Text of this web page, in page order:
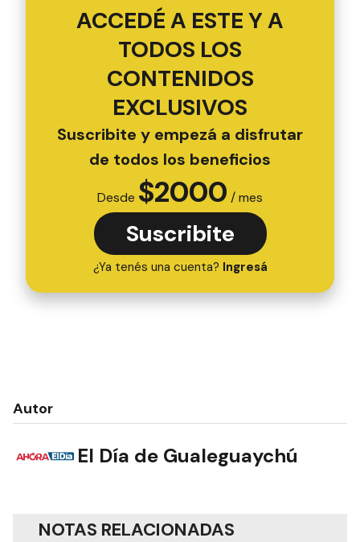
ACCEDÉ A ESTE Y A
TODOS LOS
CONTENIDOS
EXCLUSIVOS
Suscribite y empezá a disfrutar
de todos los beneficios
Desde $2000 / mes
Suscribite
¿Ya tenés una cuenta? Ingresá
Autor
El Día de Gualeguaychú
NOTAS RELACIONADAS